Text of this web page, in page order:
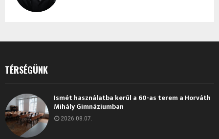
TÉRSÉGÜNK
Ismét használatba kerül a 60-as terem a Horváth
Mihály Gimnáziumban
2026.08.07.